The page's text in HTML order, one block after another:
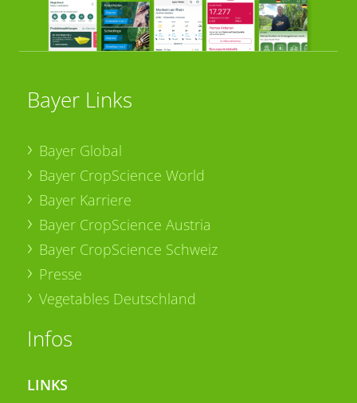
Bayer Links
Bayer Global
Bayer CropScience World
Bayer Karriere
Bayer CropScience Austria
Bayer CropScience Schweiz
Presse
Vegetables Deutschland
Infos
LINKS